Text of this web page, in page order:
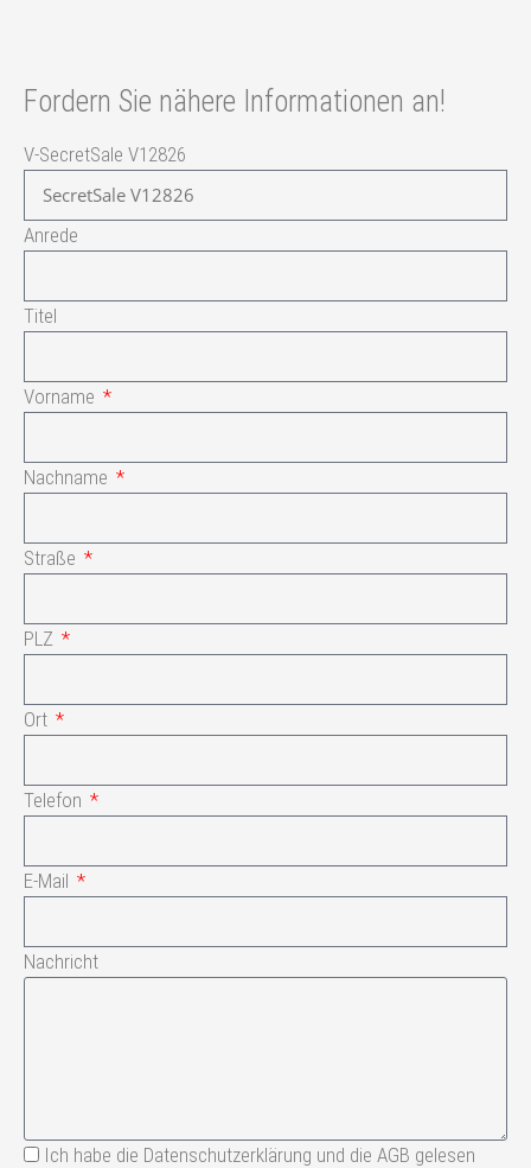
Fordern Sie nähere Informationen an!
V-SecretSale V12826
Anrede
Titel
Vorname
Nachname
Straße
PLZ
Ort
Telefon
E-Mail
Nachricht
Ich habe die Datenschutzerklärung und die AGB gelesen